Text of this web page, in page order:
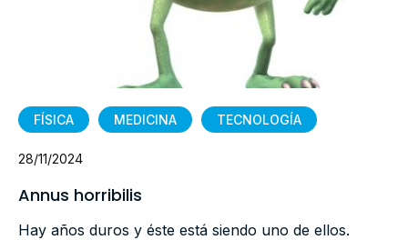
FÍSICA MEDICINA TECNOLOGÍA
28/11/2024
Annus horribilis
Hay años duros y éste está siendo uno de ellos.